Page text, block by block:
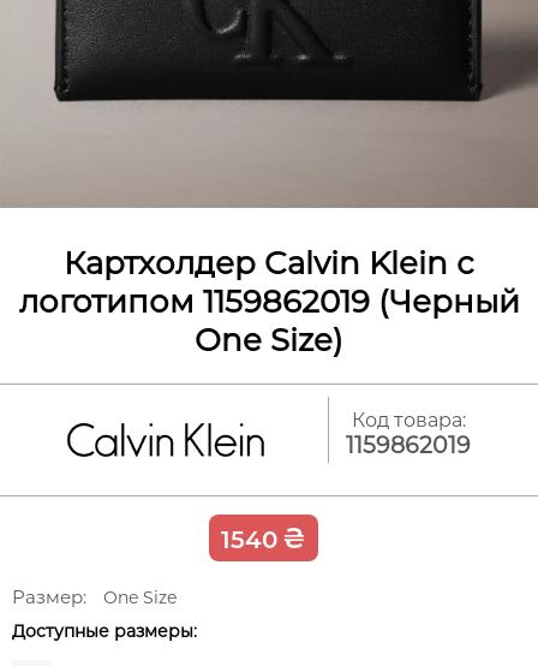
Картхолдер Calvin Klein с
логотипом 1159862019 (Черный
One Size)
Код товара:
1159862019
1540 ₴
Размер:
One Size
Доступные размеры: